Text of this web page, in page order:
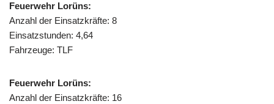
Feuerwehr Lorüns:
Anzahl der Einsatzkräfte: 8
Einsatzstunden: 4,64
Fahrzeuge: TLF
Feuerwehr Lorüns:
Anzahl der Einsatzkräfte: 16